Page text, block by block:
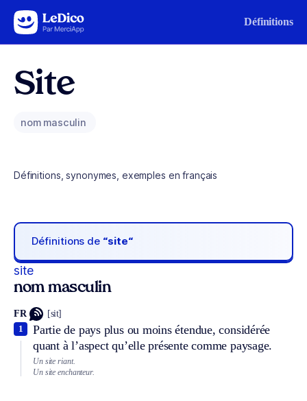
Aller au contenu Définitions
Site
nom masculin
Définitions, synonymes, exemples en français
Définitions de “site“
site
nom masculin
FR [sit]
Partie de pays plus ou moins étendue, considérée
quant à l’aspect qu’elle présente comme paysage.
1
Un site riant.
Un site enchanteur.